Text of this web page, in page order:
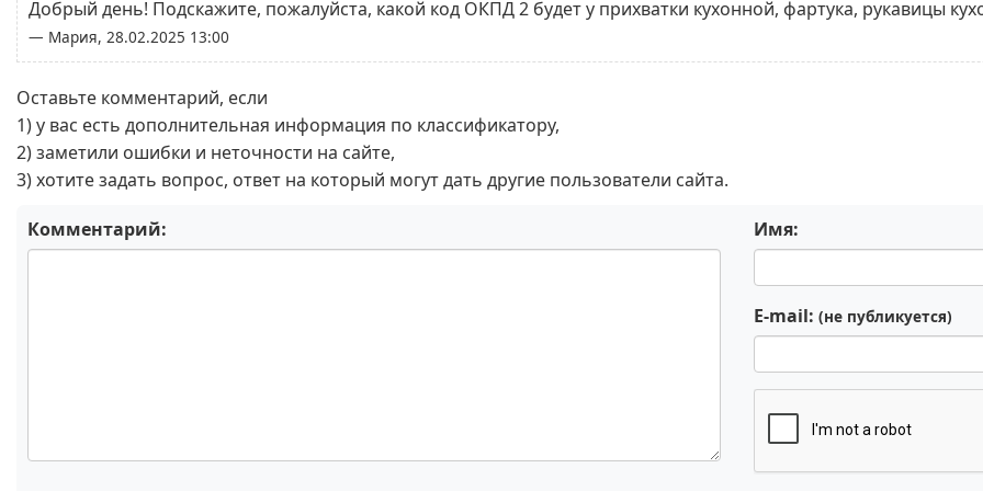
Добрый день! Подскажите, пожалуйста, какой код ОКПД 2 будет у прихватки кухонной, фартука, рукавицы
— Мария, 28.02.2025 13:00
Оставьте комментарий, если
1) у вас есть дополнительная информация по классификатору,
2) заметили ошибки и неточности на сайте,
3) хотите задать вопрос, ответ на который могут дать другие пользователи сайта.
Комментарий: Имя:
E-mail: (не публикуется)